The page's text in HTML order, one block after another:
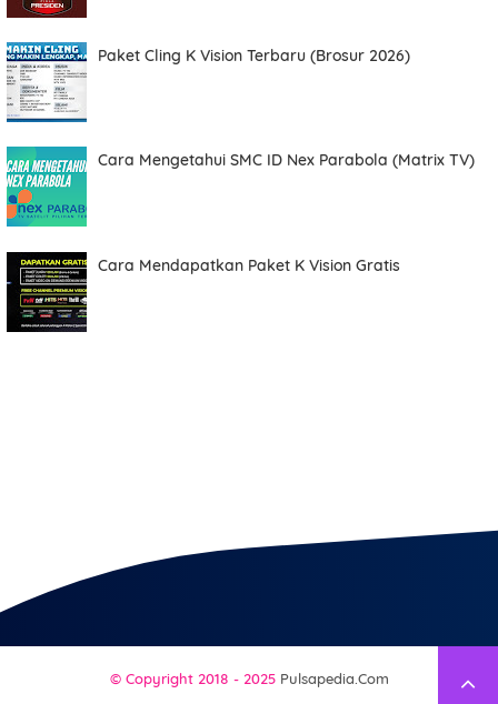
Paket Cling K Vision Terbaru (Brosur 2026)
Cara Mengetahui SMC ID Nex Parabola (Matrix TV)
Cara Mendapatkan Paket K Vision Gratis
© Copyright 2018 - 2025 Pulsapedia.com